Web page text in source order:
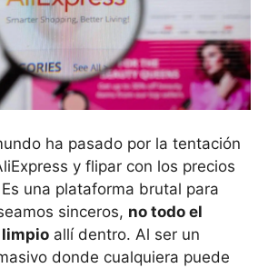
ha pasado por la tentación
y flipar con los precios
una plataforma brutal para
sinceros, no todo el
limpio allí dentro. Al ser un
donde cualquiera puede